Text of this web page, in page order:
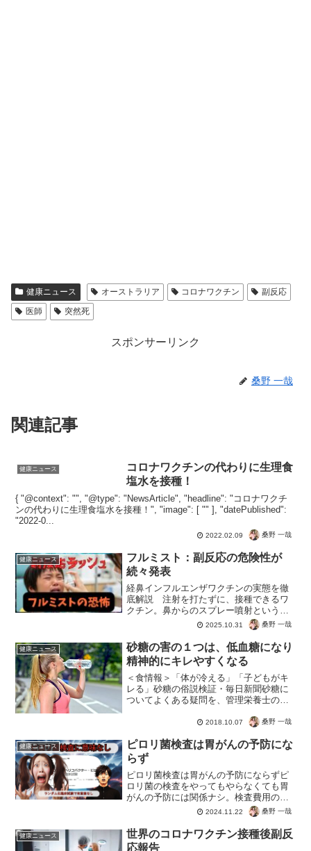
健康ニュース オーストラリア コロナワクチン
副反応
医師
突然死
スポンサーリンク
桑野 一哉
関連記事
健康ニュース
コロナワクチンの代わりに生理食
塩水を接種！
{ "@context": "", "@type": "NewsArticle", "headline": "コロナワクチ
ンの代わりに生理食塩水を接種！", "image": [ "" ], "datePublished":
"2022-0...
2022.02.09 桑野 一哉
健康ニュース
フルミスト：副反応の危険性が
続々発表
経鼻インフルエンザワクチンの実態を徹
底解説 注射を打たずに、接種できるワ
クチン。鼻からのスプレー噴射という恐
怖のフルミスト。さっそく政府も副反応
報告も続々と発表。インフルエンザの予
防で副作用がインフルエンザまであ
る。 まぁ風邪ならまだしも、...
2025.10.31 桑野 一哉
健康ニュース
砂糖の害の１つは、低血糖になり
精神的にキレやすくなる
＜食情報＞「体が冷える」「子どもがキ
レる」砂糖の俗説検証・毎日新聞砂糖に
ついてよくある疑問を、管理栄養士の成
【毎日新聞医療プレミア】こういうのっ
きじゃないの？とおもって...
2018.10.07 桑野 一哉
健康ニュース
ピロリ菌検査は胃がんの予防にな
らず
ピロリ菌検査は胃がんの予防にならずピ
ロリ菌の検査をやってもやらなくても胃
がんの予防には関係ナシ。検査費用のた
めの検査だったということですね。特に
日本の健康診断など医療の検査の多くは
意味が無いことがわかっています。病人
を作り出し薬や検査を売り...
2024.11.22 桑野 一哉
健康ニュース
世界のコロナワクチン接種後副反
応報告